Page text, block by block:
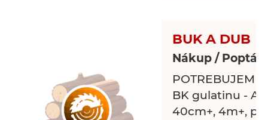
Nakládací vidle
kulatinu.
Doprava i
BUK A DUB
Nákup /
BK gulatinu -
40cm+, 4m+,